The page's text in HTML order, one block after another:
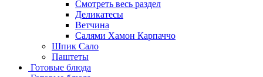
Смотреть весь раздел
Деликатесы
Ветчина
Салями Хамон Карпаччо
Шпик Сало
Паштеты
Готовые блюда